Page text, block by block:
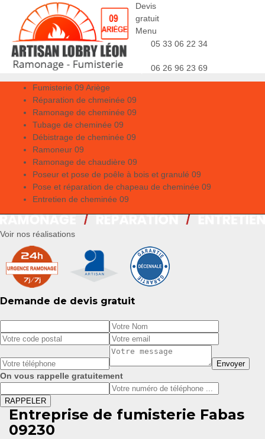
Devis
gratuit
Menu
05 33 06 22 34
06 26 96 23 69
Fumisterie 09 Ariège
Réparation de chmeinée 09
Ramonage de cheminée 09
Tubage de cheminée 09
Débistrage de cheminée 09
Ramoneur 09
Ramonage de chaudière 09
Poseur et pose de poêle à bois et granulé 09
Pose et réparation de chapeau de cheminée 09
Entretien de cheminée 09
Voir nos réalisations
Demande de devis gratuit
On vous rappelle gratuitement
Entreprise de fumisterie Fabas
09230